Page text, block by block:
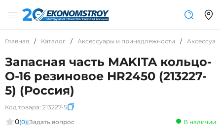
Главная / Каталог / Аксессуары и принадлежности /
Запасная часть MAKITA кольцо-
О-16 резиновое HR2450 (213227-
5) (Россия)
Код товара: 213227-5
0(0)|Задать вопрос В наличии